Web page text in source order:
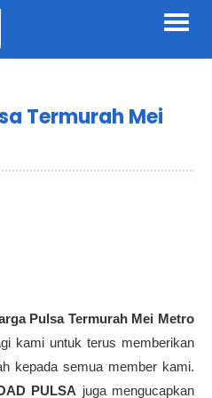
Termurah Mei
Pulsa Termurah Mei Metro
kami untuk terus memberikan
kepada semua member kami.
PULSA juga mengucapkan